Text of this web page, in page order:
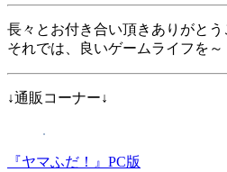
長々とお付き合い頂きありがとう
それでは、良いゲームライフを～
↓通販コーナー↓
『ヤマふだ！』PC版